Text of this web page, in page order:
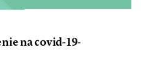
na covid-19-